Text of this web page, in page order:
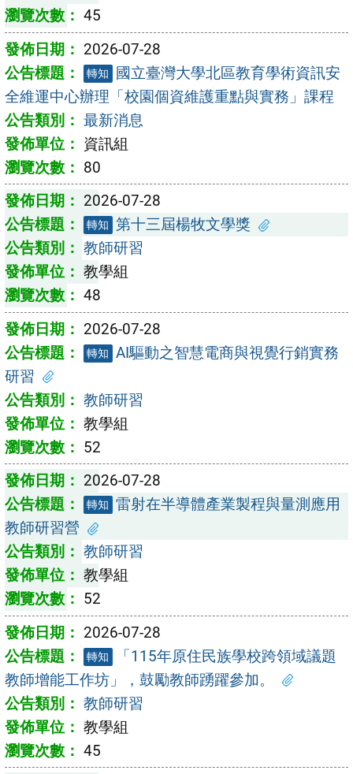
45
2026-07-28
轉知
國立臺灣大學北區教育學術資訊安
全維運中心辦理「校園個資維護重點與實務」課程
最新消息
資訊組
80
2026-07-28
轉知 第十三屆楊牧文學獎
教師研習
教學組
48
2026-07-28
轉知 AI驅動之智慧電商與視覺行銷實務
研習
教師研習
教學組
52
2026-07-28
轉知 雷射在半導體產業製程與量測應用
教師研習營
教師研習
教學組
52
2026-07-28
轉知
「115年原住民族學校跨領域議題
教師增能工作坊」，鼓勵教師踴躍參加。
教師研習
教學組
45